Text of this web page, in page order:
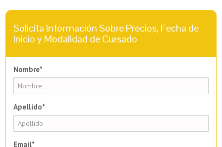
Solicita Información Sobre Precios, Fecha de
Inicio y Modalidad de Cursado
Nombre*
Apellido*
Email*